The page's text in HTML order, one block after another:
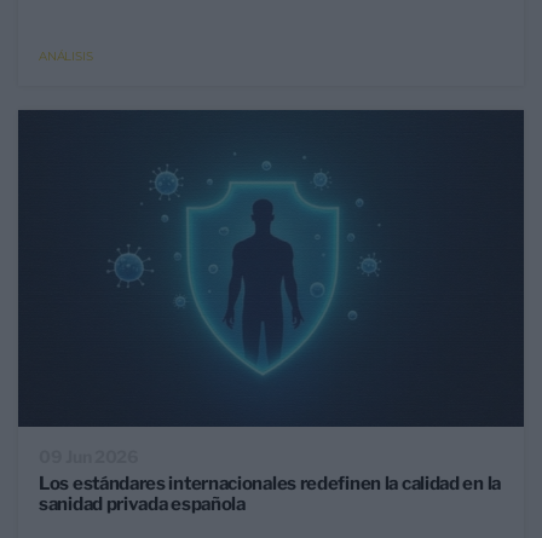
ANÁLISIS
Los estándares internacionales redefinen la calidad en la
sanidad privada española